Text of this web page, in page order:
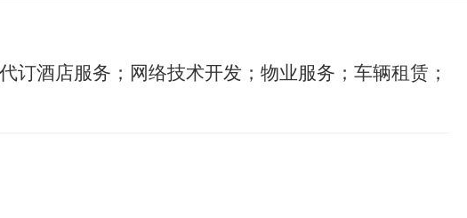
酒店服务；网络技术开发；物业服务；车辆租赁；